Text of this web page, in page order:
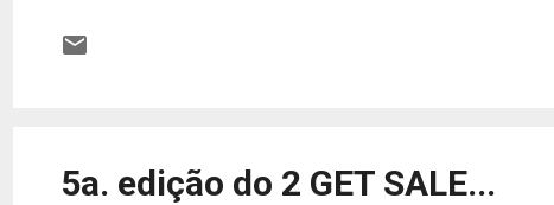
5a. edição do 2 GET SALE...